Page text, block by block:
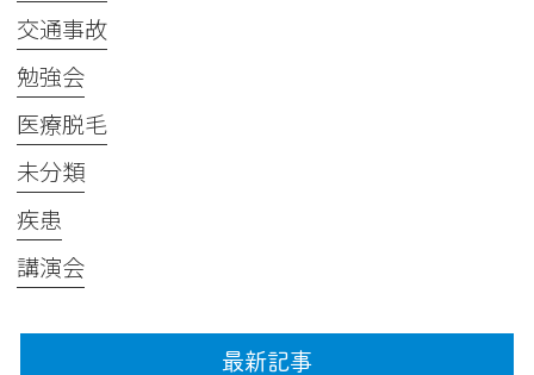
交通事故
勉強会
医療脱毛
未分類
疾患
講演会
最新記事